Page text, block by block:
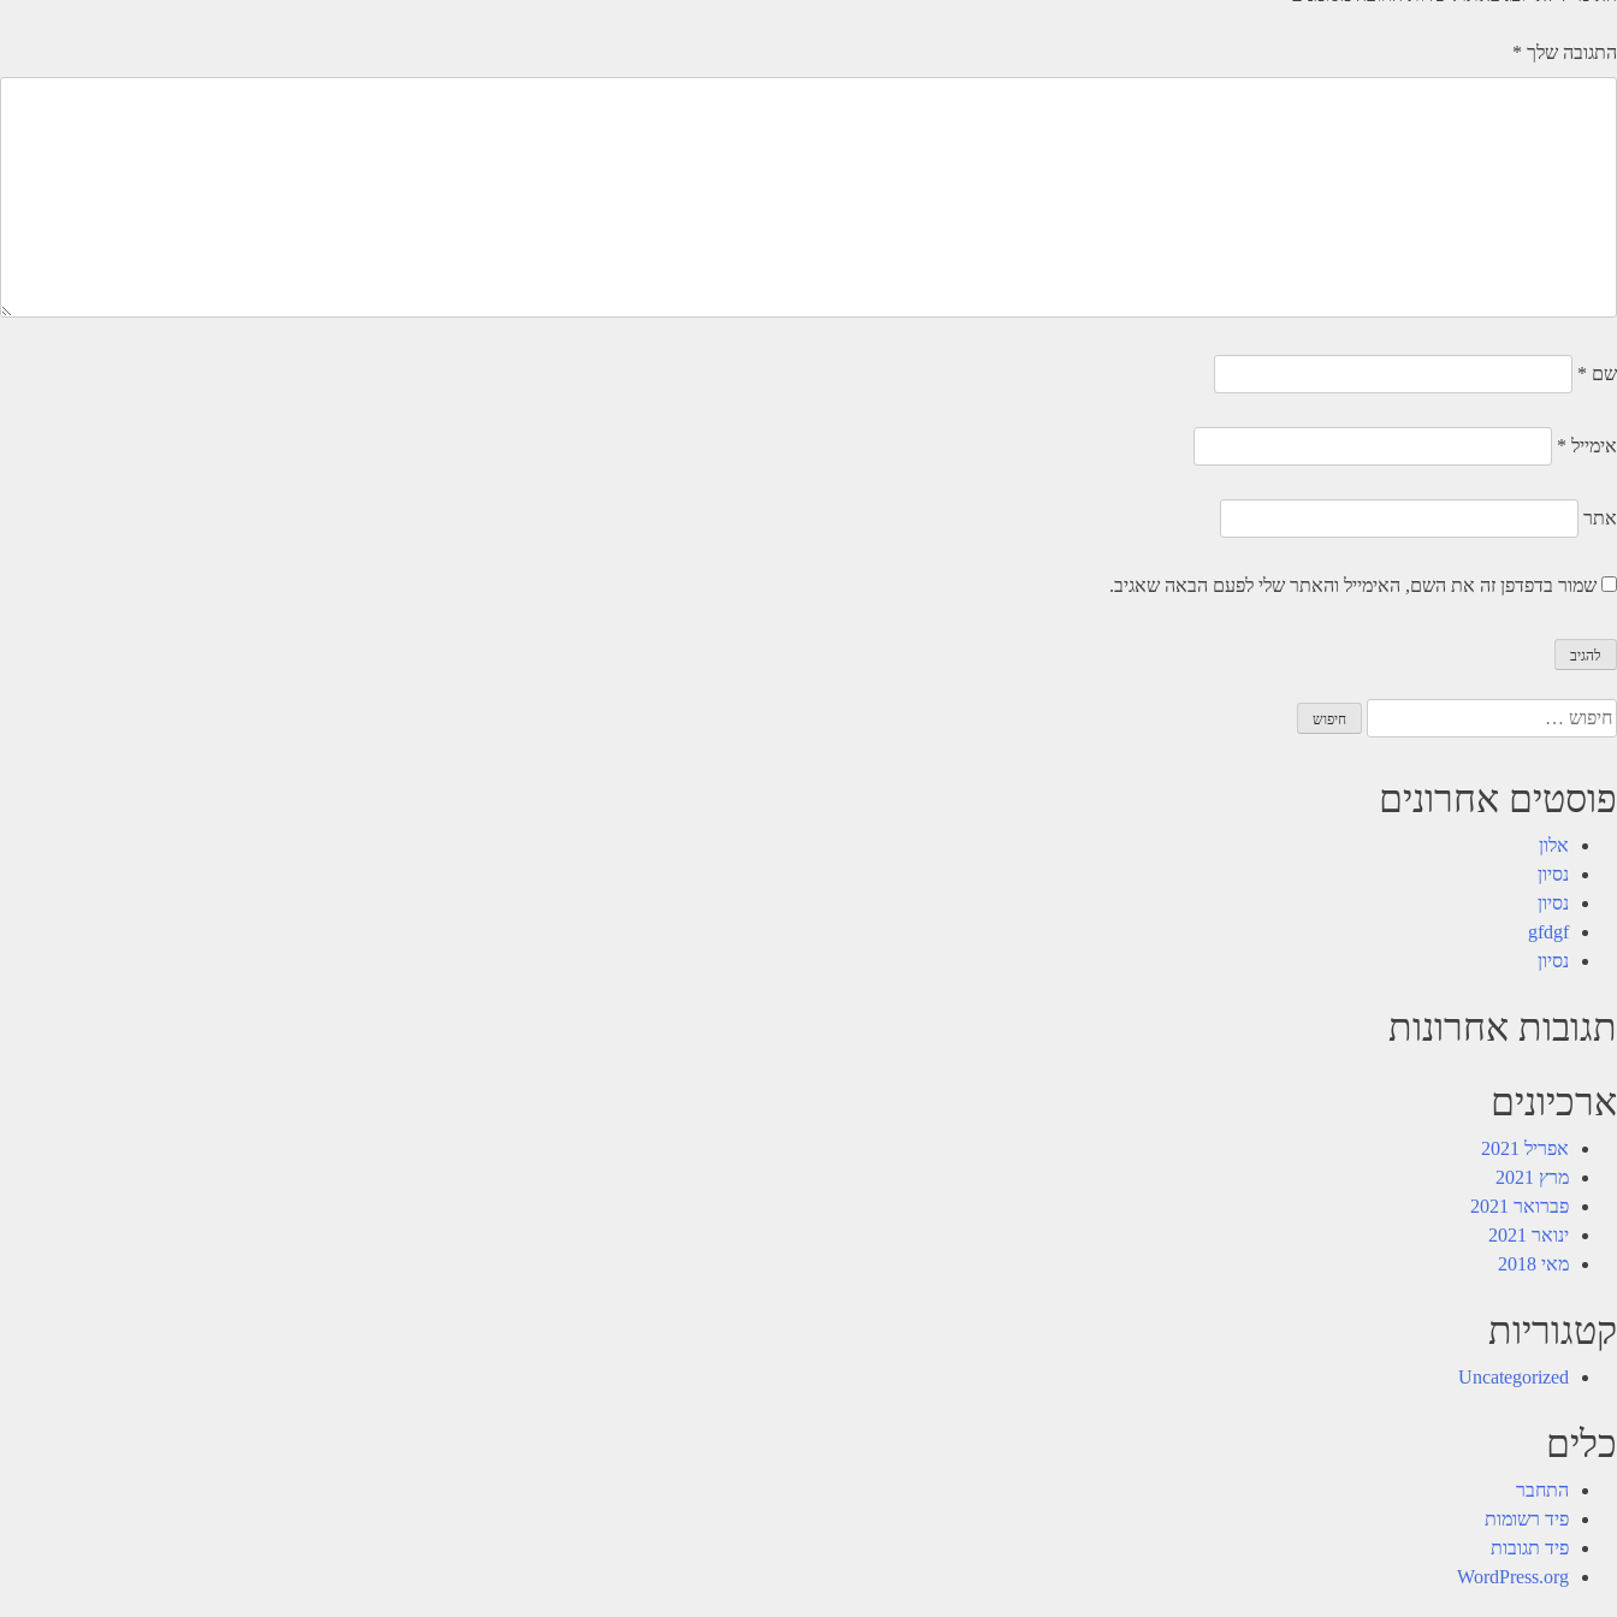
התגובה שלך *
שם *
אימייל *
אתר
שמור בדפדפן זה את השם, האימייל והאתר שלי לפעם הבאה שאגיב.
חיפוש:
פוסטים אחרונים
אלון
נסיון
נסיון
gfdgf
נסיון
תגובות אחרונות
ארכיונים
אפריל 2021
מרץ 2021
פברואר 2021
ינואר 2021
מאי 2018
קטגוריות
Uncategorized
כלים
התחבר
פיד רשומות
פיד תגובות
WordPress.org